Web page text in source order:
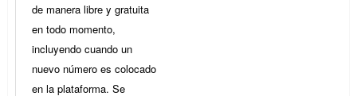
de manera libre y gratuita
en todo momento,
incluyendo cuando un
nuevo número es colocado
en la plataforma. Se